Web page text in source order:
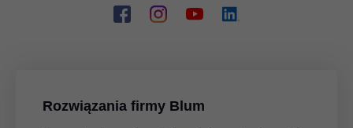
Rozwiązania firmy Blum